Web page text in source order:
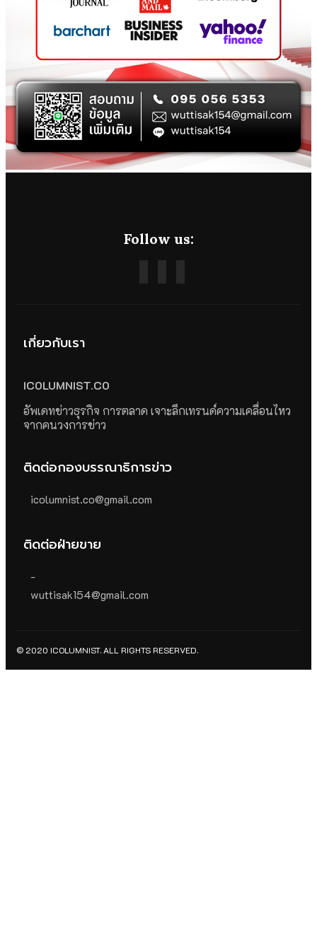
Follow us:
เกี่ยวกับเรา
ICOLUMNIST.CO
อัพเดทข่าวธุรกิจ การตลาด เจาะลึกเทรนด์ความเคลื่อนไหว
จากคนวงการข่าว
ติดต่อกองบรรณาธิการข่าว
icolumnist.co@gmail.com
ติดต่อฝ่ายขาย
-
wuttisak154@gmail.com
© 2020 ICOLUMNIST. ALL RIGHTS RESERVED.